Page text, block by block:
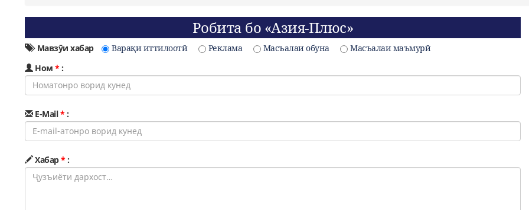
Робита бо «Азия-Плюс»
Мавзӯи хабар Варақи иттилоотӣ Реклама Масъалаи обуна
Масъалаи маъмурӣ
Ном *:
E-Mail*:
Хабар*: